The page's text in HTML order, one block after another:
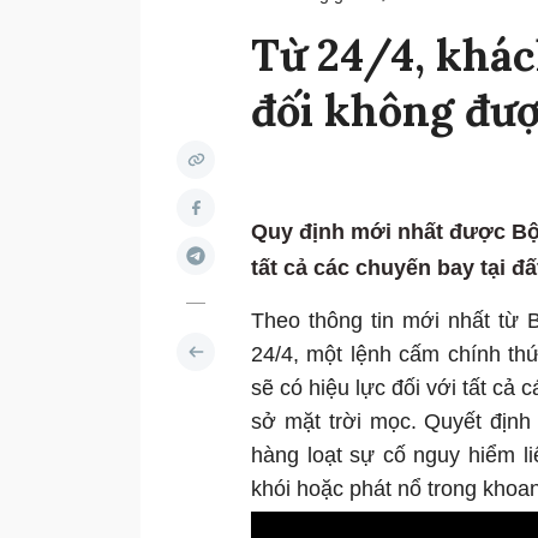
Từ 24/4,
đối không
Quy định mới nhất được
tất cả các chuyến bay tại
Theo thông tin mới nhất từ
24/4, một lệnh cấm chính
sẽ có hiệu lực đối với tất cả
sở mặt trời mọc. Quyết
hàng loạt sự cố nguy hiểm
khói hoặc phát nổ trong